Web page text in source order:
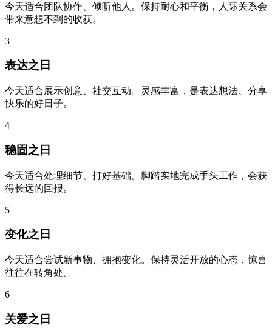
今天适合团队协作、倾听他人。保持耐心和平衡，人际关系会
带来意想不到的收获。
3
表达之日
今天适合展示创意、社交互动。灵感丰富，是表达想法、分享
快乐的好日子。
4
稳固之日
今天适合处理细节、打好基础。脚踏实地完成手头工作，会获
得长远的回报。
5
变化之日
今天适合尝试新事物、拥抱变化。保持灵活开放的心态，惊喜
往往在转角处。
6
关爱之日